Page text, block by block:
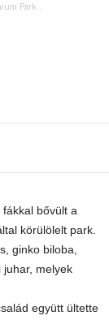
Park…
bővült a
körülölelt park.
ginko biloba,
melyek
együtt ültette